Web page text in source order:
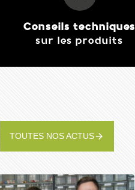
Conseils techniques
sur les produits
TOUTES NOS ACTUS